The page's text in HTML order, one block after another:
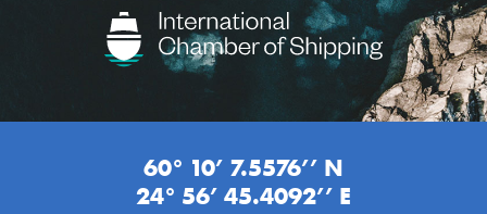
60° 10’ 7.5576’’ N
24° 56’ 45.4092’’ E